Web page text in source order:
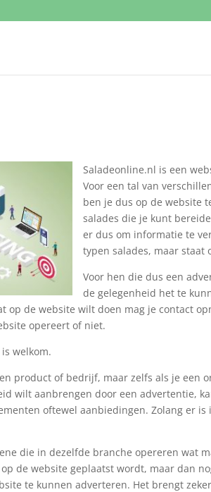
Saladeonline.nl is een
Voor een tal van
ben je dus op de website
salades die je kunt
er dus om informatie te
typen salades, maar staat
Voor hen die dus een
de gelegenheid het te
op de website wilt doen mag je contact
opereert of niet.
welkom.
product of bedrijf, maar zelfs als je een
wilt aanbrengen door een advertentie,
oftewel aanbiedingen. Zolang er
die in dezelfde branche opereren wat
de website geplaatst wordt, maar dan
te kunnen adverteren. Het brengt